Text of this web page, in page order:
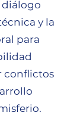
diálogo
y la
para
conflictos